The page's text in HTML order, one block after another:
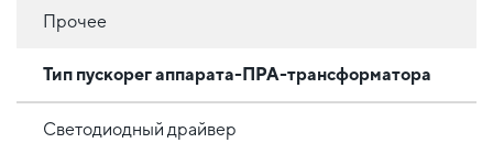
Прочее
Тип пускорег аппарата-ПРА-трансформатора
Светодиодный драйвер